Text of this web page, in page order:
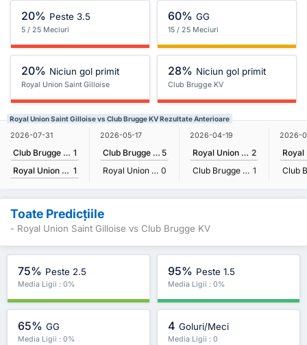
20% Peste 3.5
5 / 25 Meciuri
60% GG
15 / 25 Meciuri
20% Niciun gol primit
Royal Union Saint Gilloise
28% Niciun gol primit
Club Brugge KV
Royal Union Saint Gilloise vs Club Brugge KV Rezultate Anterioare
2026-07-31
Club Brugge KV 1
Royal Union Saint Gilloise 1
2026-05-17
Club Brugge KV 5
Royal Union Saint Gilloise 0
2026-04-19
Royal Union Saint Gilloise 2
Club Brugge KV 1
2026-
Toate Predicțiile
- Royal Union Saint Gilloise vs Club Brugge KV
75% Peste 2.5
Media Ligii : 0%
95% Peste 1.5
Media Ligii : 0%
65% GG
Media Ligii : 0%
4 Goluri/Meci
Media Ligii : 0